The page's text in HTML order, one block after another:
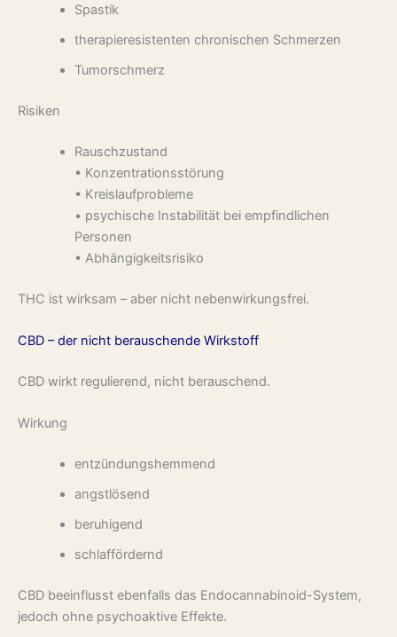
Spastik
therapieresistenten chronischen Schmerzen
Tumorschmerz
Risiken
Rauschzustand
• Konzentrationsstörung
• Kreislaufprobleme
• psychische Instabilität bei empfindlichen
Personen
• Abhängigkeitsrisiko
THC ist wirksam – aber nicht nebenwirkungsfrei.
CBD – der nicht berauschende Wirkstoff
CBD wirkt regulierend, nicht berauschend.
Wirkung
entzündungshemmend
angstlösend
beruhigend
schlaffördernd
CBD beeinflusst ebenfalls das Endocannabinoid-System,
jedoch ohne psychoaktive Effekte.